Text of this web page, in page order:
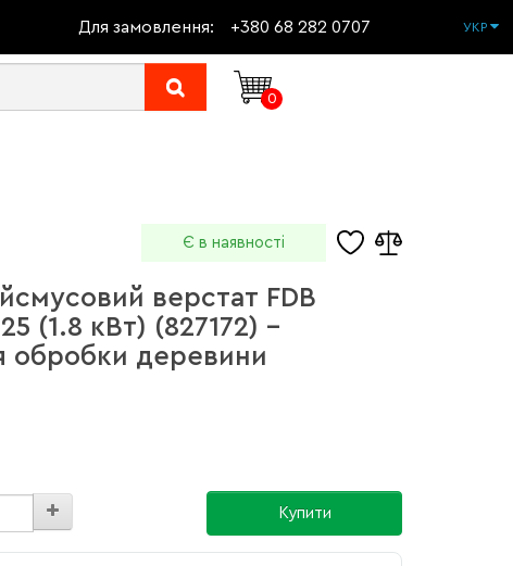
Для замовлення: +380 68 282 0707 УКР
0
Є в наявності
верстат FDB
(1.8 кВт) (827172) –
обробки деревини
Купити